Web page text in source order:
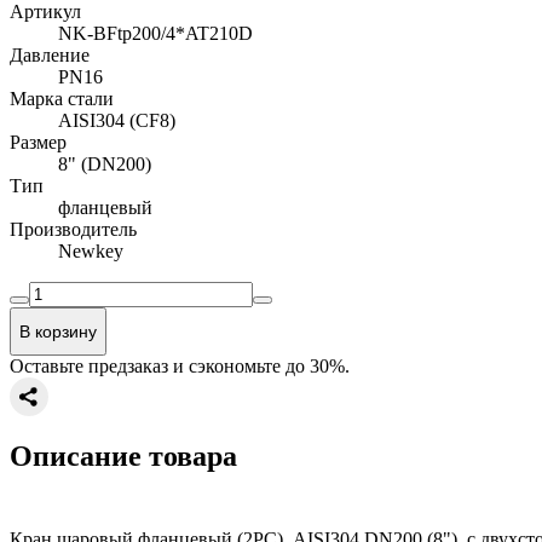
Артикул
NK-BFtp200/4*AT210D
Давление
PN16
Марка стали
AISI304 (CF8)
Размер
8" (DN200)
Тип
фланцевый
Производитель
Newkey
В корзину
Оставьте предзаказ и сэкономьте до 30%.
Описание товара